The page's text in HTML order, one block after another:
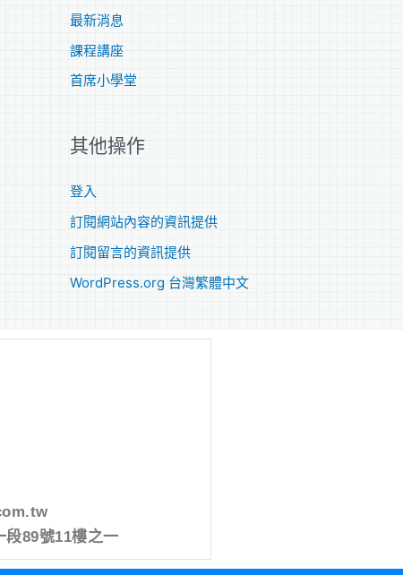
最新消息
課程講座
首席小學堂
其他操作
登入
訂閱網站內容的資訊提供
訂閱留言的資訊提供
WordPress.org 台灣繁體中文
段89號11樓之一